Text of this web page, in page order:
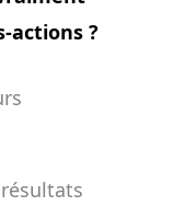
actions ?